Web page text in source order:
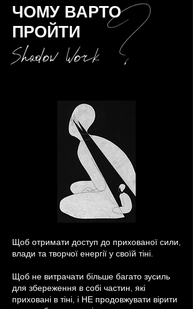
ЧОМУ ВАРТО
ПРОЙТИ
Shadow Work
Щоб отримати доступ до прихованої сили,
влади та творчої енергії у своїй тіні.
Щоб не витрачати більше багато зусиль
для збереження в собі частин, які
приховані в тіні, і НЕ продовжувати вірити